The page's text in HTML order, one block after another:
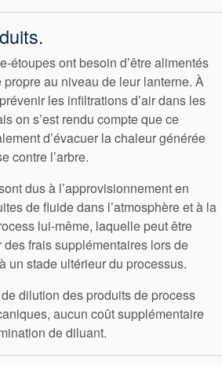
étoupes ont besoin d’être alimentés
au niveau de leur lanterne. À
les infiltrations d’air dans les
on s’est rendu compte que ce
d’évacuer la chaleur générée
contre l’arbre.
dus à l’approvisionnement en
de fluide dans l’atmosphère et à la
lui-même, laquelle peut être
frais supplémentaires lors de
un stade ultérieur du processus.
dilution des produits de process
aucun coût supplémentaire
de diluant.